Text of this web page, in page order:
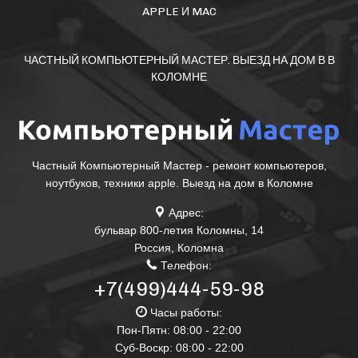
APPLE И MAC
ЧАСТНЫЙ КОМПЬЮТЕРНЫЙ МАСТЕР. ВЫЕЗД НА ДОМ В В
КОЛОМНЕ
Частный Компьютерный Мастер - ремонт компьютеров,
ноутбуков, техники apple. Выезд на дом в Коломне
Адрес:
бульвар 800-летия Коломны, 14
Россия, Коломна
Телефон:
+7(499)444-59-98
Часы работы:
Пон-Пятн: 08:00 - 22:00
Суб-Воскр: 08:00 - 22:00